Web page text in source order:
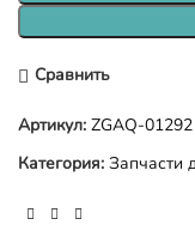
Сравнить
Артикул: ZGAQ-01292
Категория: Запчасти